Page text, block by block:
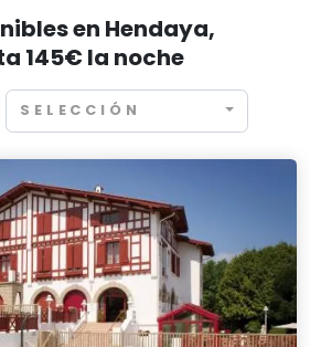
en Hendaya,
145€ la noche
SELECCIÓN